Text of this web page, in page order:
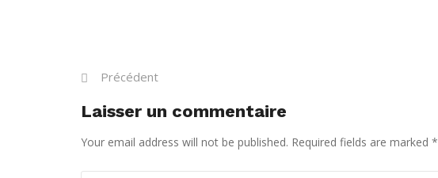
Précédent
Laisser un commentaire
Your email address will not be published. Required fields are marked *